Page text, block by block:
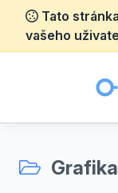
Tato
vašeho